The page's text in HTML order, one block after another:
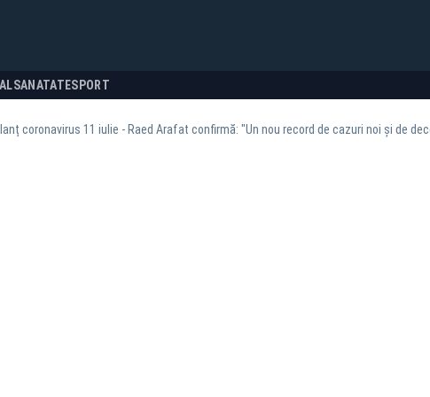
SANATATESPORT
coronavirus 11 iulie - Raed Arafat confirmă: "Un nou record de cazuri noi și de